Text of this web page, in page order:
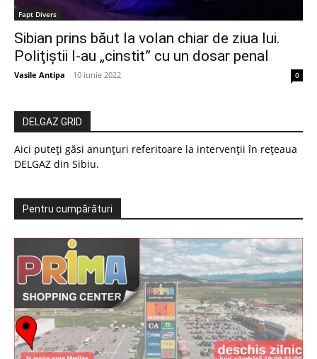
Fapt Divers
Sibian prins băut la volan chiar de ziua lui.
Poliţiştii l-au „cinstit” cu un dosar penal
Vasile Antipa - 10 iunie 2022 0
DELGAZ GRID
Aici puteți găsi anunțuri referitoare la intervenții în rețeaua
DELGAZ din Sibiu.
Pentru cumpărături